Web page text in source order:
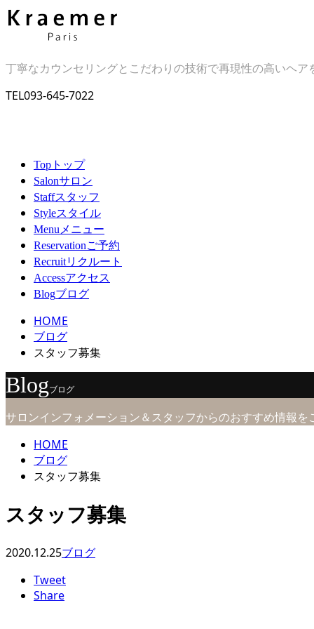
丁寧なカウンセリングとこだわりの技術で再現性の高いヘア
TEL093-645-7022
Top トップ
Salonサロン
Staffスタッフ
Styleスタイル
Menuメニュー
Reservationご予約
Recruitリクルート
Accessアクセス
Blogブログ
HOME
ブログ
スタッフ募集
Blogブログ
サロンインフォメーション＆スタッフからのおすすめ情報を
HOME
ブログ
スタッフ募集
スタッフ募集
2020.12.25ブログ
Tweet
Share